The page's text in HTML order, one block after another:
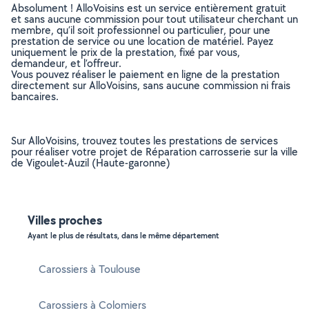
Absolument ! AlloVoisins est un service entièrement gratuit
et sans aucune commission pour tout utilisateur cherchant un
membre, qu’il soit professionnel ou particulier, pour une
prestation de service ou une location de matériel. Payez
uniquement le prix de la prestation, fixé par vous,
demandeur, et l’offreur.
Vous pouvez réaliser le paiement en ligne de la prestation
directement sur AlloVoisins, sans aucune commission ni frais
bancaires.
Sur AlloVoisins, trouvez toutes les prestations de services
pour réaliser votre projet de Réparation carrosserie sur la ville
de Vigoulet-Auzil (Haute-garonne)
Villes proches
Ayant le plus de résultats, dans le même département
Carossiers à Toulouse
Carossiers à Colomiers